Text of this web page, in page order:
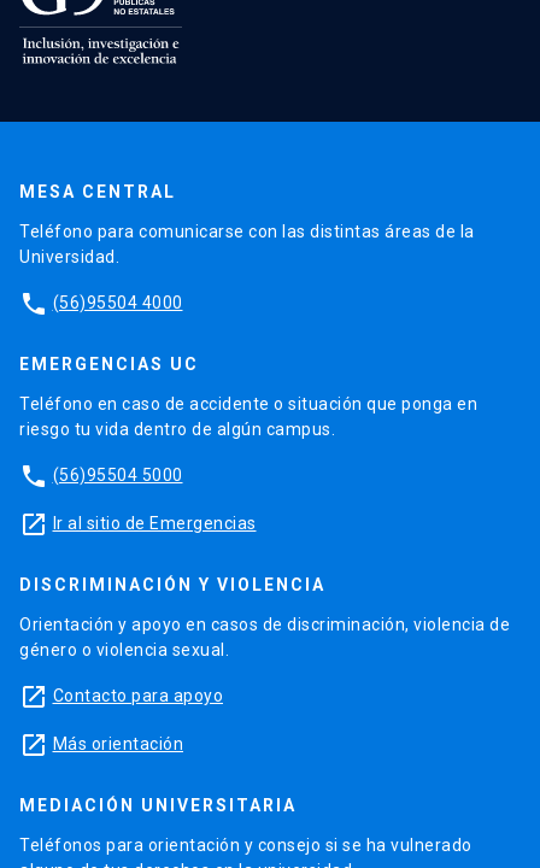
MESA CENTRAL
Teléfono para comunicarse con las distintas áreas de la
Universidad.
phone (56)95504 4000
EMERGENCIAS UC
Teléfono en caso de accidente o situación que ponga en
riesgo tu vida dentro de algún campus.
phone (56)95504 5000
launch Ir al sitio de Emergencias
DISCRIMINACIÓN Y VIOLENCIA
Orientación y apoyo en casos de discriminación, violencia de
género o violencia sexual.
launch Contacto para apoyo
launch Más orientación
MEDIACIÓN UNIVERSITARIA
Teléfonos para orientación y consejo si se ha vulnerado